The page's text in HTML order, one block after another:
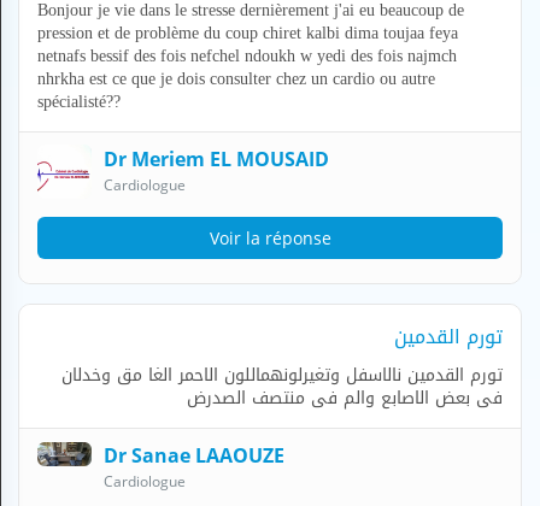
Professionnel de santé
Pharmacie
Médicament
Questions médicales
Laboratoire
O
Bonjour je vie dans le stresse dernièrement j'ai eu beaucoup de
pression et de problème du coup chiret kalbi dima toujaa feya
netnafs bessif des fois nefchel ndoukh w yedi des fois najmch
nhrkha est ce que je dois consulter chez un cardio ou autre
spécialisté??
Dr Meriem EL MOUSAID
Cardiologue
Voir la réponse
تورم القدمين
تورم القدمين نالاسفل وتغيرلونهماللون الاحمر الغا مق وخدلان
فى بعض الاصابع والم فى منتصف الصدرض
Dr Sanae LAAOUZE
Cardiologue